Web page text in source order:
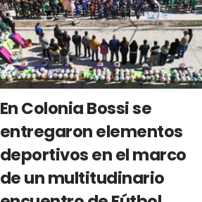
En Colonia Bossi se
entregaron elementos
deportivos en el marco
de un multitudinario